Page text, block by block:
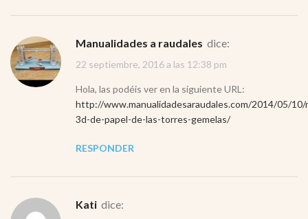
Manualidades a raudales dice:
22 septiembre, 2016 a las 12:38 pm
Hola, las podéis ver en la siguiente URL:
http://www.manualidadesaraudales.com/2014/05/10/
3d-de-papel-de-las-torres-gemelas/
RESPONDER
Kati dice: